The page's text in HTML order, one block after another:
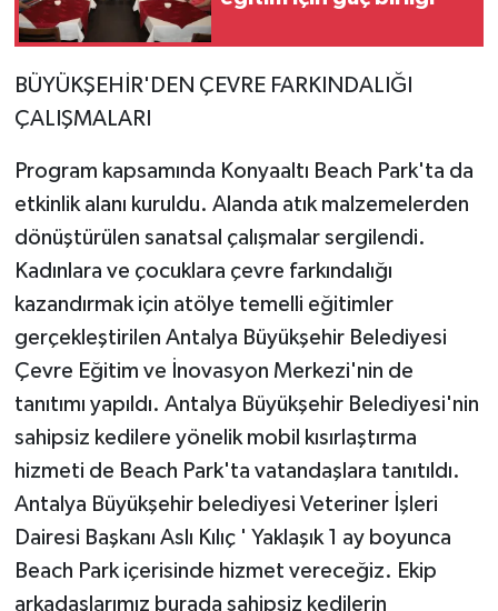
BÜYÜKŞEHİR'DEN ÇEVRE FARKINDALIĞI
ÇALIŞMALARI
Program kapsamında Konyaaltı Beach Park'ta da
etkinlik alanı kuruldu. Alanda atık malzemelerden
dönüştürülen sanatsal çalışmalar sergilendi.
Kadınlara ve çocuklara çevre farkındalığı
kazandırmak için atölye temelli eğitimler
gerçekleştirilen Antalya Büyükşehir Belediyesi
Çevre Eğitim ve İnovasyon Merkezi'nin de
tanıtımı yapıldı. Antalya Büyükşehir Belediyesi'nin
sahipsiz kedilere yönelik mobil kısırlaştırma
hizmeti de Beach Park'ta vatandaşlara tanıtıldı.
Antalya Büyükşehir belediyesi Veteriner İşleri
Dairesi Başkanı Aslı Kılıç ' Yaklaşık 1 ay boyunca
Beach Park içerisinde hizmet vereceğiz. Ekip
arkadaşlarımız burada sahipsiz kedilerin